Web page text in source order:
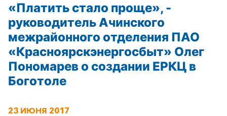
«Платить стало проще», -
руководитель Ачинского
межрайонного отделения ПАО
«Красноярскэнергосбыт» Олег
Пономарев о создании ЕРКЦ в
Боготоле
23 ИЮНЯ 2017